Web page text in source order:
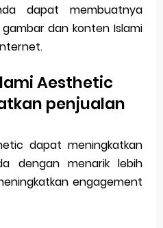
dapat membuatnya
dan konten Islami
Aesthetic
penjualan
dapat meningkatkan
dengan menarik lebih
engagement